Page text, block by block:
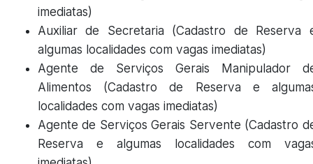
imediatas)
Auxiliar de Secretaria (Cadastro de Reserva
algumas localidades com vagas imediatas)
Agente de Serviços Gerais Manipulador
Alimentos (Cadastro de Reserva e
localidades com vagas imediatas)
Agente de Serviços Gerais Servente (Cadastro
Reserva e algumas localidades com